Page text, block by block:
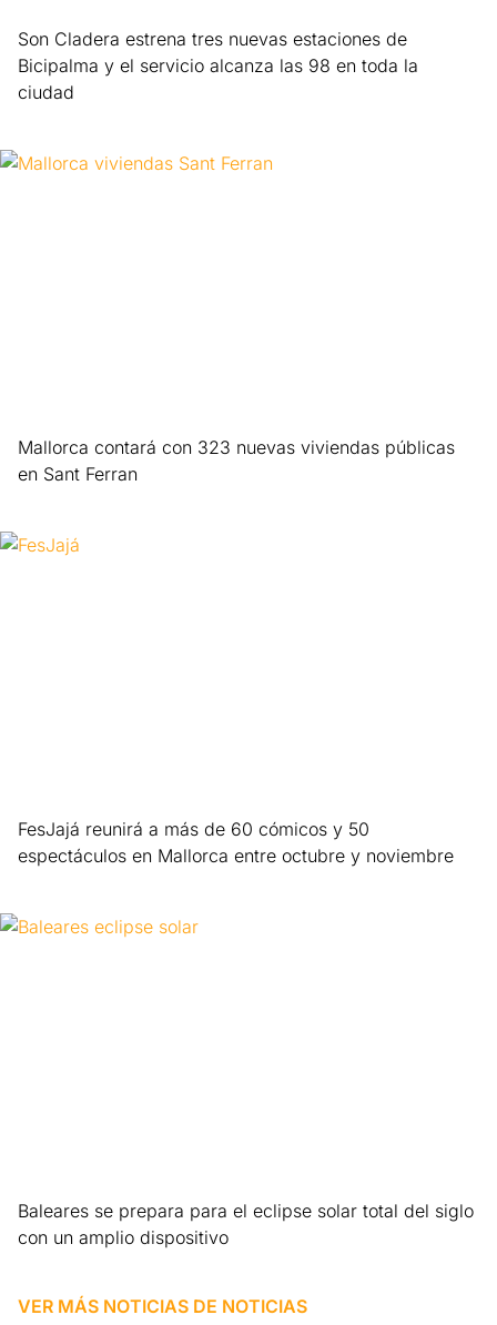
Son Cladera estrena tres nuevas estaciones de
Bicipalma y el servicio alcanza las 98 en toda la
ciudad
Mallorca contará con 323 nuevas viviendas públicas
en Sant Ferran
FesJajá reunirá a más de 60 cómicos y 50
espectáculos en Mallorca entre octubre y noviembre
Baleares se prepara para el eclipse solar total del siglo
con un amplio dispositivo
VER MÁS NOTICIAS DE NOTICIAS